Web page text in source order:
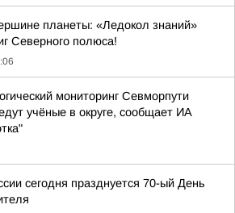
планеты: «Ледокол знаний»
Северного полюса!
мониторинг Севморпути
учёные в округе, сообщает ИА
сегодня празднуется 70-ый День